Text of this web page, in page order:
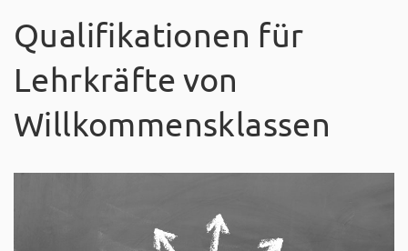
Qualifikationen für
Lehrkräfte von
Willkommensklassen